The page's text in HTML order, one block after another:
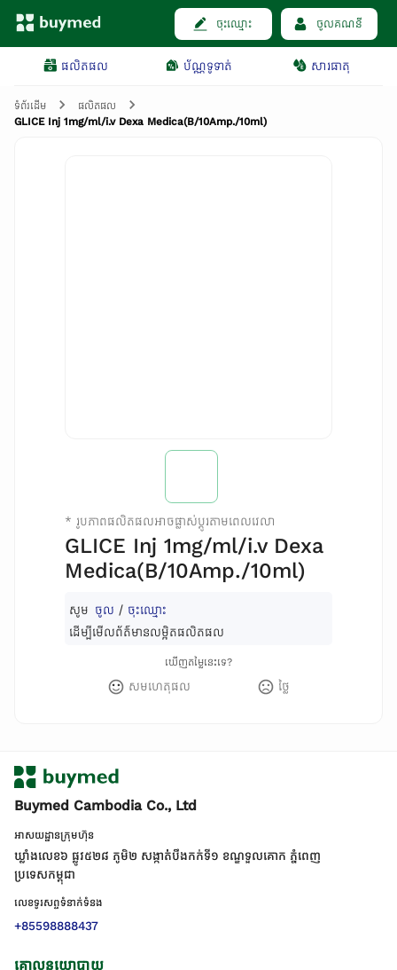
ចុះឈ្មោះ ចូលគណនី
ផលិតផល ប័ណ្ណទូទាត់ សារធាតុ
ទំព័រដើម
ផលិតផល
GLICE Inj 1mg/ml/i.v Dexa Medica(B/10Amp./10ml)
* រូបភាពផលិតផលអាចផ្លាស់ប្តូរតាមពេលវេលា
GLICE Inj 1mg/ml/i.v Dexa
Medica(B/10Amp./10ml)
សូម ចូល / ចុះឈ្មោះ
ដើម្បីមើលព័ត៌មានលម្អិតផលិតផល
ឃើញតម្លៃនេះទេ?
សមហេតុផល ថ្លៃ
Buymed Cambodia Co., Ltd
អាសយដ្ឋានក្រុមហ៊ុន
ឃ្លាំងលេខ៦ ផ្លូវ៥២៨ ភូមិ២ សង្កាត់់បឹងកក់ទី១ ខណ្ឌទួលគោក ភ្នំពេញ
ប្រទេសកម្ពុជា
លេខទូរសព្ទទំនាក់ទំនង
+85598888437
គោលនយោបាយ